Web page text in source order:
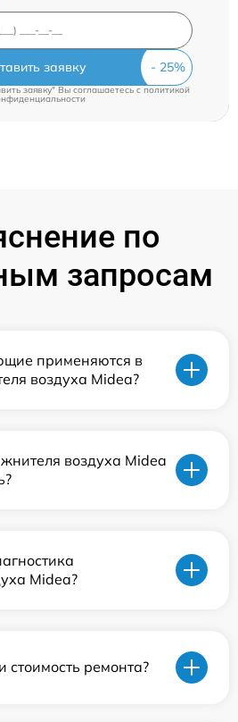
заявку
заявку" Вы соглашаетесь cполитикой
по
запросам
применяются в
воздуха Midea?
воздуха Midea
Midea?
ремонта?